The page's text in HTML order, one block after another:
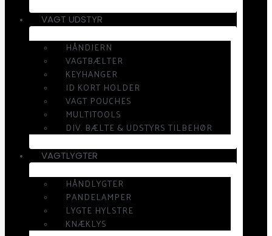
VAGT UDSTYR
HÅNDJERN
VAGTBÆLTER
KEYHANGER
ID KORT HOLDER
VAGT POUCHES
MULTITOOLS
DIV. BÆLTE & UDSTYRS TILBEHØR
VAGTLYGTER
HÅNDLYGTER
PANDELAMPER
LYGTE HYLSTRE
KNÆKLYS